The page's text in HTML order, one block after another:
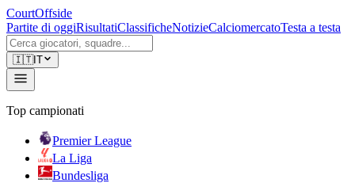
CourtOffside
Partite di oggiRisultatiClassificheNotizieCalciomercatoTesta a testa
🇮🇹IT
Top campionati
Premier League
La Liga
Bundesliga